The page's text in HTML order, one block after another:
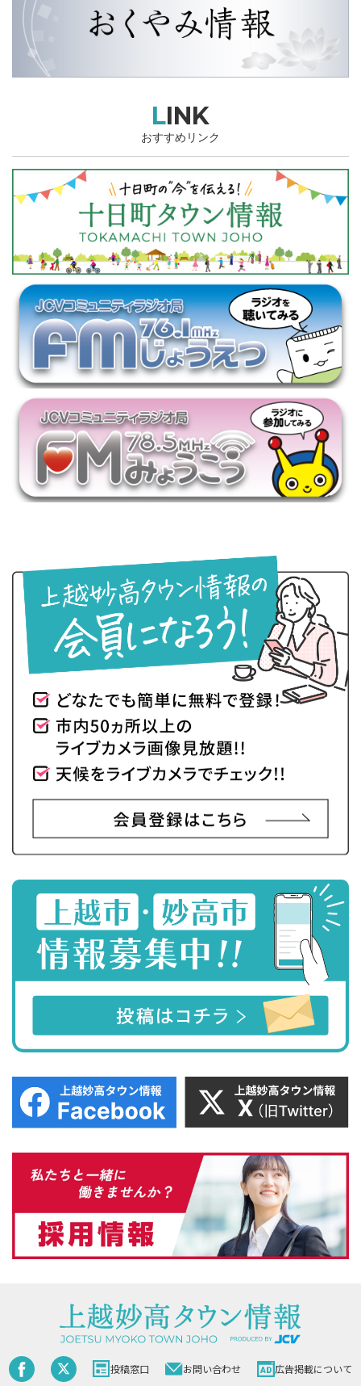
LINK
おすすめリンク
投稿窓口 お問い合わせ 広告掲載について